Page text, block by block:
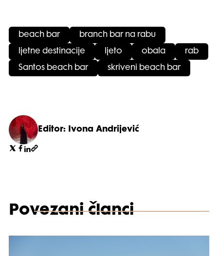
beach bar branch bar na rabu
ljetne destinacije ljeto obala rab
Santos beach bar skriveni beach bar
Editor: Ivona Andrijević
Povezani članci